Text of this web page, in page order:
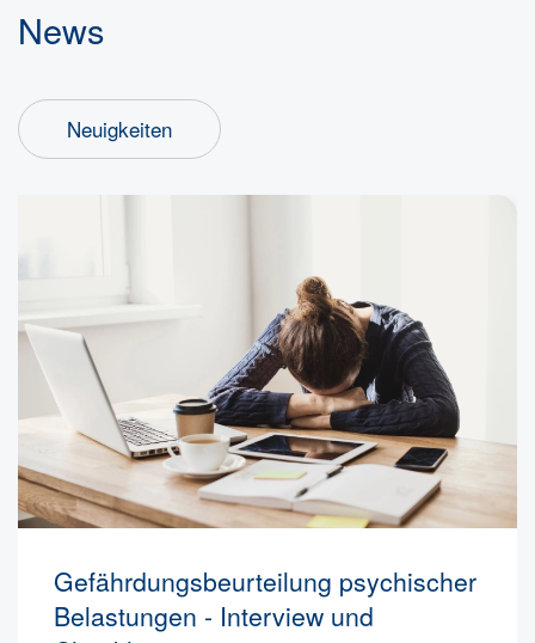
News
Neuigkeiten
Gefährdungsbeurteilung psychischer
Belastungen - Interview und